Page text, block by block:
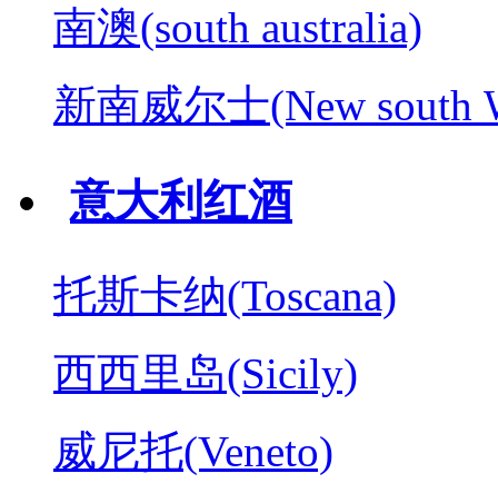
南澳(south australia)
新南威尔士(New south
意大利红酒
托斯卡纳(Toscana)
西西里岛(Sicily)
威尼托(Veneto)